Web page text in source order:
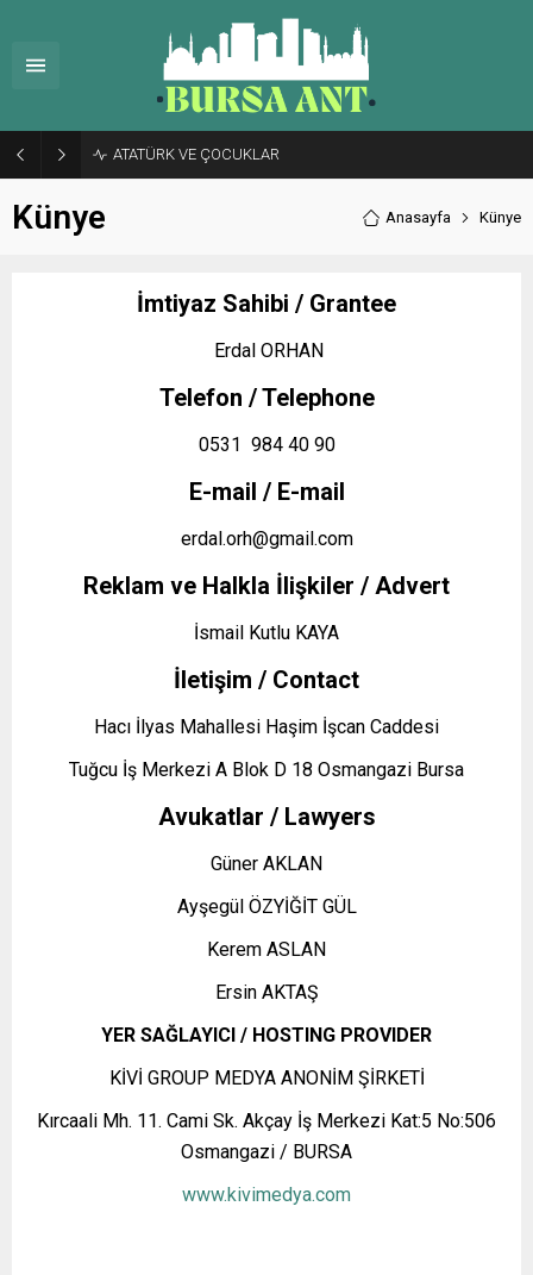
ATATÜRK VE ÇOCUKLAR
Künye Anasayfa Künye
İmtiyaz Sahibi / Grantee
Erdal ORHAN
Telefon / Telephone
0531 984 40 90
E-mail / E-mail
erdal.orh@gmail.com
Reklam ve Halkla İlişkiler / Advert
İsmail Kutlu KAYA
İletişim / Contact
Hacı İlyas Mahallesi Haşim İşcan Caddesi
Tuğcu İş Merkezi A Blok D 18 Osmangazi Bursa
Avukatlar / Lawyers
Güner AKLAN
Ayşegül ÖZYİĞİT GÜL
Kerem ASLAN
Ersin AKTAŞ
YER SAĞLAYICI / HOSTING PROVIDER
KİVİ GROUP MEDYA ANONİM ŞİRKETİ
Kırcaali Mh. 11. Cami Sk. Akçay İş Merkezi Kat:5 No:506
Osmangazi / BURSA
www.kivimedya.com